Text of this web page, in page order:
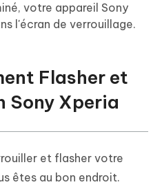
votre appareil Sony
l'écran de verrouillage.
Flasher et
Sony Xperia
et flasher votre
êtes au bon endroit.